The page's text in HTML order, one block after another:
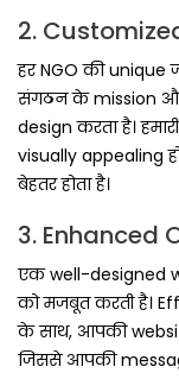
2.
हर NGO की unique
संगठन के mission
design करता है।
visually appealing
बेहतर होता है।
3. Enhanced
एक well-designed
को मजबूत करती है।
के साथ, आपकी
जिससे आपकी